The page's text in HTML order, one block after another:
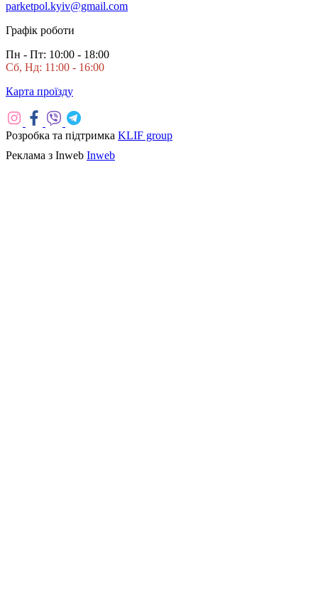
parketpol.kyiv@gmail.com
Графік роботи
Пн - Пт: 10:00 - 18:00
Сб, Нд: 11:00 - 16:00
Карта проїзду
Розробка та підтримка KLIF group
Реклама з Inweb Inweb